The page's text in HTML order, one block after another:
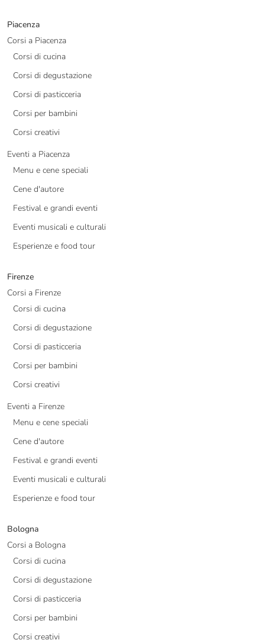
Piacenza
Corsi a Piacenza
Corsi di cucina
Corsi di degustazione
Corsi di pasticceria
Corsi per bambini
Corsi creativi
Eventi a Piacenza
Menu e cene speciali
Cene d'autore
Festival e grandi eventi
Eventi musicali e culturali
Esperienze e food tour
Firenze
Corsi a Firenze
Corsi di cucina
Corsi di degustazione
Corsi di pasticceria
Corsi per bambini
Corsi creativi
Eventi a Firenze
Menu e cene speciali
Cene d'autore
Festival e grandi eventi
Eventi musicali e culturali
Esperienze e food tour
Bologna
Corsi a Bologna
Corsi di cucina
Corsi di degustazione
Corsi di pasticceria
Corsi per bambini
Corsi creativi